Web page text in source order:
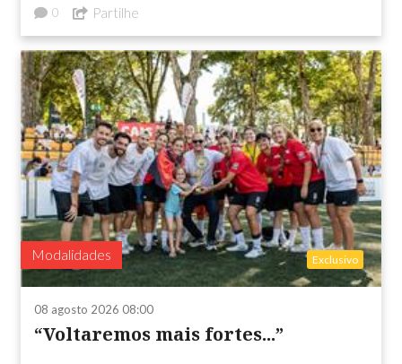
0 Partilhe
Modalidades Exclusivo
08 agosto 2026 08:00
“Voltaremos mais fortes...”